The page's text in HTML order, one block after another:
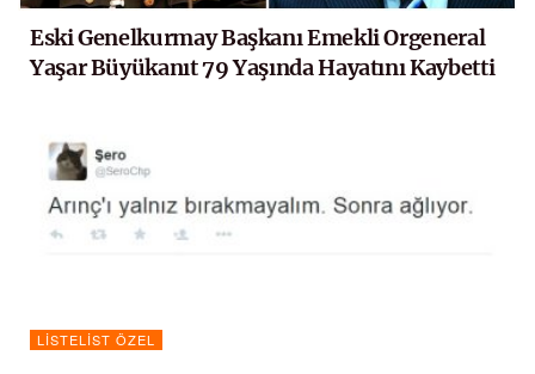
Eski Genelkurmay Başkanı Emekli Orgeneral
Yaşar Büyükanıt 79 Yaşında Hayatını Kaybetti
LISTELIST ÖZEL